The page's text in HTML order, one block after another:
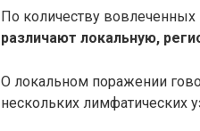
По количеству вовлеченных
различают локальную,
О локальном поражении
нескольких лимфатических